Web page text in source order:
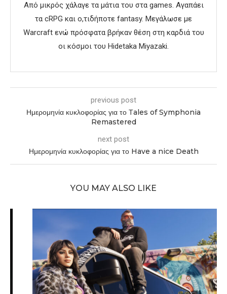
Από μικρός χάλαγε τα μάτια του στα games. Αγαπάει
τα cRPG και ο,τιδήποτε fantasy. Μεγάλωσε με
Warcraft ενώ πρόσφατα βρήκαν θέση στη καρδιά του
οι κόσμοι του Hidetaka Miyazaki.
previous post
Ημερομηνία κυκλοφορίας για το Τales of Symphonia
Remastered
next post
Ημερομηνία κυκλοφορίας για το Have a nice Death
YOU MAY ALSO LIKE